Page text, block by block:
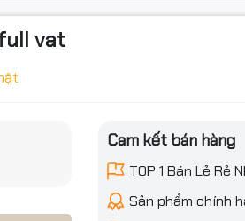
vat
Cam kết bán hàng
TOP 1 Bán Lẻ Rẻ
Sản phẩm chính